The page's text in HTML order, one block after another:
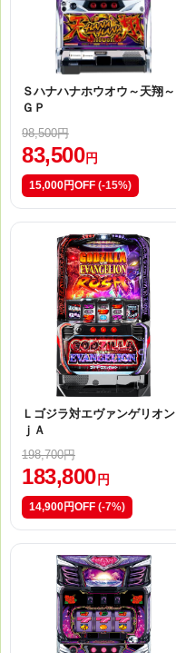
Ｓハナハナホウオウ～天翔～
ＧＰ
98,500円
83,500 円
15,000円OFF (-15%)
Ｌゴジラ対エヴァンゲリオン
ｊＡ
198,700円
183,800 円
14,900円OFF (-7%)